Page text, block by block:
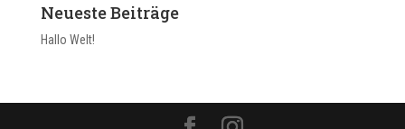
Neueste Beiträge
Hallo Welt!